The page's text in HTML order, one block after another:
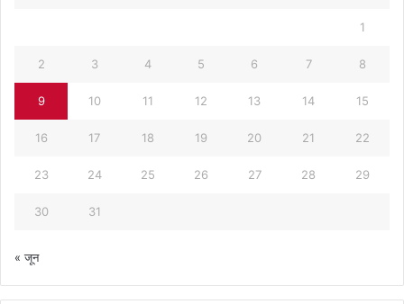
1
2 3 4 5 6 7 8
9 10 11 12 13 14 15
16 17 18 19 20 21 22
23 24 25 26 27 28 29
30 31
« जून